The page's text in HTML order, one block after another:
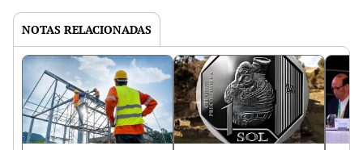
NOTAS RELACIONADAS